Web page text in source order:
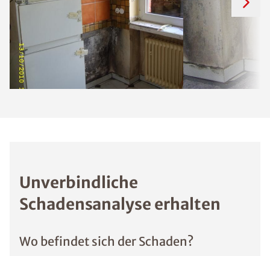
Unverbindliche
Schadensanalyse erhalten
Wo befindet sich der Schaden?